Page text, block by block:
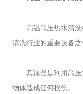
高温高压热水清洗机
清洗行业的重要设备之
其原理是利用高压水
物体造成任何损伤。